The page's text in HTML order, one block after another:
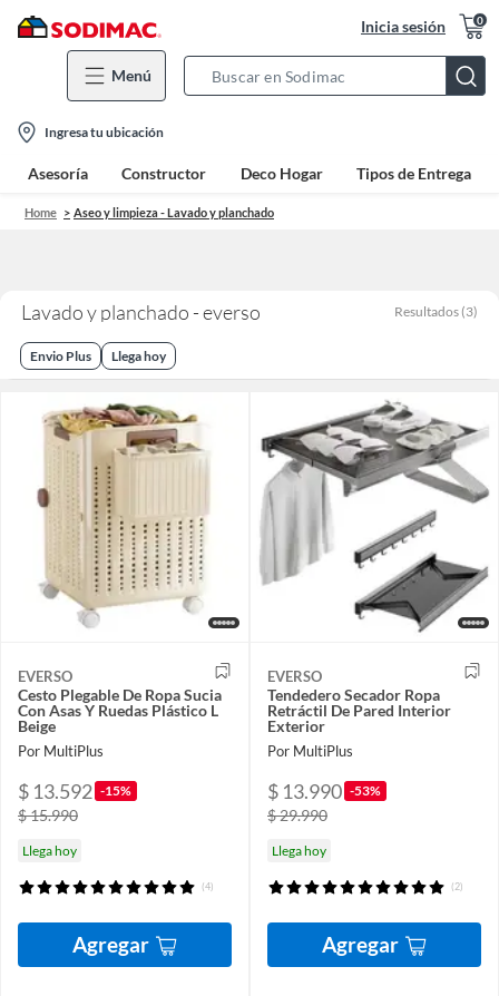
Inicia sesión 0
Menú
Bar
location-
icon
Ingresa tu ubicación
Asesoría Constructor Deco Hogar Tipos de Entrega
Home Aseo y limpieza - Lavado y planchado
Lavado y planchado - everso Resultados (3)
Envio Plus Llega hoy
EVERSO
Cesto Plegable De Ropa Sucia
Con Asas Y Ruedas Plástico L
Beige
Por MultiPlus
$ 13.592 -15%
$ 15.990
Llega hoy
(4)
Agregar
EVERSO
Tendedero Secador Ropa
Retráctil De Pared Interior
Exterior
Por MultiPlus
$ 13.990 -53%
$ 29.990
Llega hoy
(2)
Agregar